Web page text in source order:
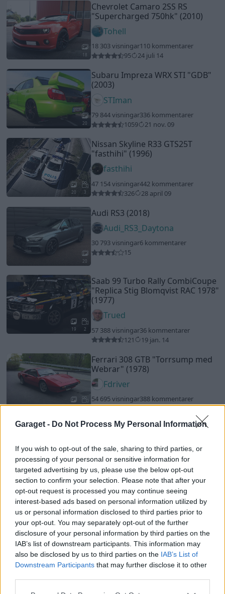
Garaget - Do Not Process My Personal Information
If you wish to opt-out of the sale, sharing to third parties, or
processing of your personal or sensitive information for
targeted advertising by us, please use the below opt-out
section to confirm your selection. Please note that after your
opt-out request is processed you may continue seeing
interest-based ads based on personal information utilized by
us or personal information disclosed to third parties prior to
your opt-out. You may separately opt-out of the further
disclosure of your personal information by third parties on the
IAB’s list of downstream participants. This information may
also be disclosed by us to third parties on the IAB’s List of
Downstream Participants that may further disclose it to other
18
Chevrolet Camaro 2SS RS
"Supercharged 750hk" (2010)
Tohell
18 303 visningar110 kommentarer
95
24 juli 14
20
Subaru Impreza WRX STI "GDB"
(2003)
STIman
79 844 visningar336 kommentarer
1059
21 nov. 09
20 3
Nissan Skyline R33 GTS25T
"fasthihi" (1996)
fasthihi
47 154 visningar442 kommentarer
326
28 april 09
20
Audi RS3 (2018)
Audi_RS3_Daytona
30 793 visningar6 kommentarer
15
19 2
Saab 99 Turbo Rally CombiCoupe
"Replica Stig Blomqvist RAC 1978"
(1977)
Trued
57 388 visningar36 kommentarer
121
19 jan. 14
19 2
Ferrari 308 GTB "Torrsump med
Webrar" (1978)
Fdriver
54 695 visningar388 kommentarer
539
Saab 9-3 aero coupe"Nordic
aerocoupe
74 661 visningar575 kommentarer
609
13 jan. 15
10 1
Ford Mustang GT Coupe 5.0
""The Project""(2011)
Evil_Genius_Garage
10 151 visningar 4 kommentarer
6
BMW M4"Schmiedmann S4-R"
Schmiedmann